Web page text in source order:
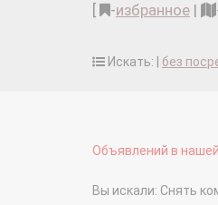
-избранное |
Искать: | без
Объявлений в нашей
Вы искали: Снять